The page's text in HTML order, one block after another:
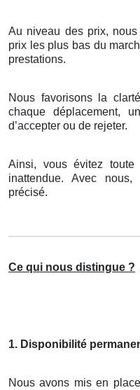
Au niveau des prix,
prix les plus bas du
prestations.
Nous favorisons la
chaque déplacement,
d’accepter ou de rejeter.
Ainsi, vous évitez toute
inattendue. Avec
précisé.
Ce qui nous distingue ?
1. Disponibilité
Nous avons mis en